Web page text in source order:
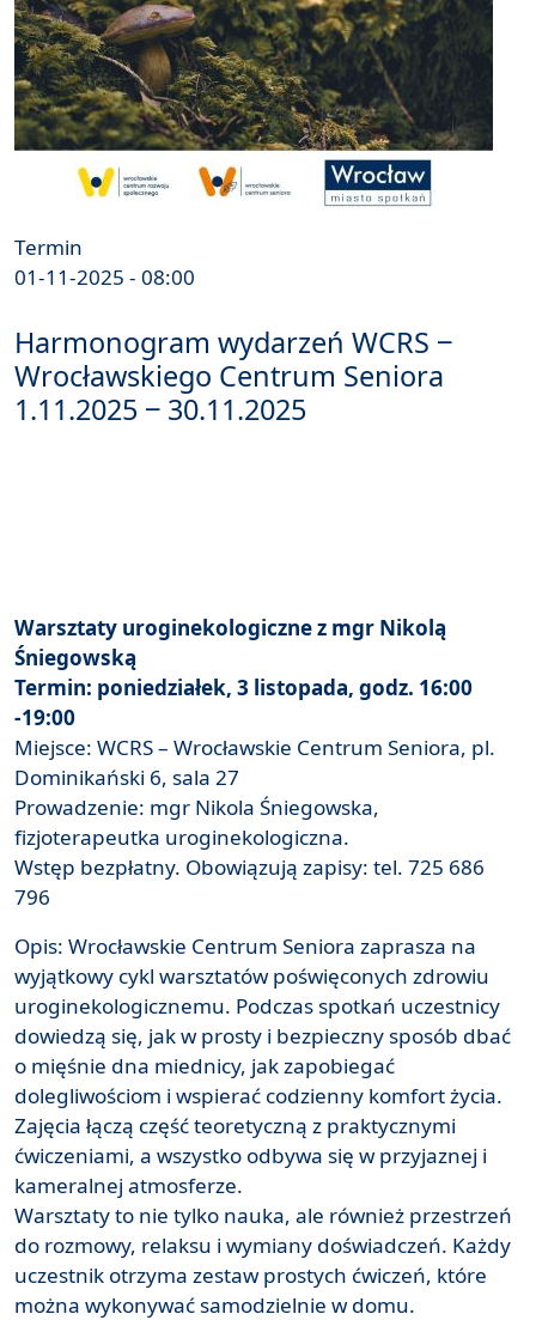
Termin
01-11-2025 - 08:00
Harmonogram wydarzeń WCRS ‒
Wrocławskiego Centrum Seniora
1.11.2025 ‒ 30.11.2025
Warsztaty uroginekologiczne z mgr Nikolą
Śniegowską
Termin: poniedziałek, 3 listopada, godz. 16:00
-19:00
Miejsce: WCRS – Wrocławskie Centrum Seniora, pl.
Dominikański 6, sala 27
Prowadzenie: mgr Nikola Śniegowska,
fizjoterapeutka uroginekologiczna.
Wstęp bezpłatny. Obowiązują zapisy: tel. 725 686
796
Opis: Wrocławskie Centrum Seniora zaprasza na
wyjątkowy cykl warsztatów poświęconych zdrowiu
uroginekologicznemu. Podczas spotkań uczestnicy
dowiedzą się, jak w prosty i bezpieczny sposób dbać
o mięśnie dna miednicy, jak zapobiegać
dolegliwościom i wspierać codzienny komfort życia.
Zajęcia łączą część teoretyczną z praktycznymi
ćwiczeniami, a wszystko odbywa się w przyjaznej i
kameralnej atmosferze.
Warsztaty to nie tylko nauka, ale również przestrzeń
do rozmowy, relaksu i wymiany doświadczeń. Każdy
uczestnik otrzyma zestaw prostych ćwiczeń, które
można wykonywać samodzielnie w domu.